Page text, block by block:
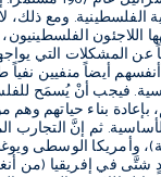
ومع ذلك،
اللاجئون
عن المشكلات التي
أيضاً منفيين نفياً
فيجب أنْ يُسمَح
بناء حياتهم
ثم إنَّ التجارب
وأمريكا الوسطى
شتَّى في إفريقيا (من